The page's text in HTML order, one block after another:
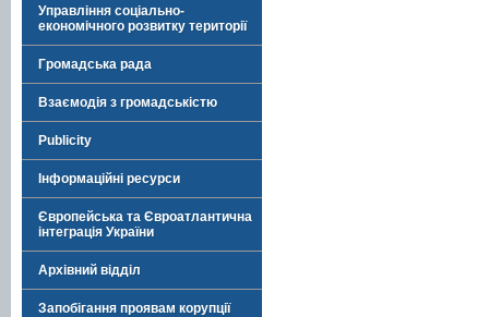
Управління соціально-
економічного розвитку території
Громадська рада
Взаємодія з громадськістю
Publicity
Інформаційні ресурси
Європейська та Євроатлантична
інтеграція України
Архівний відділ
Запобігання проявам корупції